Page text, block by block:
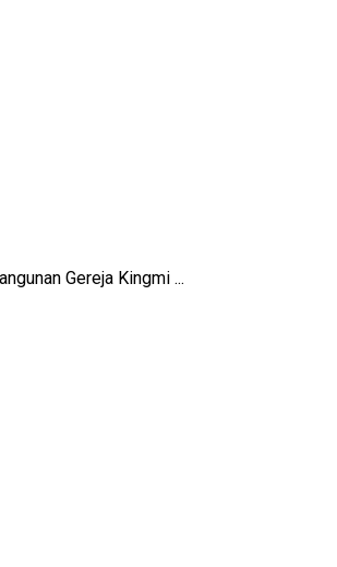
Gereja Kingmi ...